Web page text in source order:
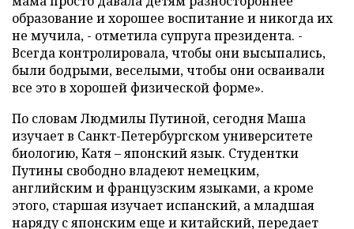
образование и хорошее воспитание и никогда их
не мучила, - отметила супруга президента. -
Всегда контролировала, чтобы они высыпались,
были бодрыми, веселыми, чтобы они осваивали
все это в хорошей физической форме».
По словам Людмилы Путиной, сегодня Маша
изучает в Санкт-Петербургском университете
биологию, Катя – японский язык. Студентки
Путины свободно владеют немецким,
английским и французским языками, а кроме
этого, старшая изучает испанский, а младшая
наряду с японским еще и китайский, передает